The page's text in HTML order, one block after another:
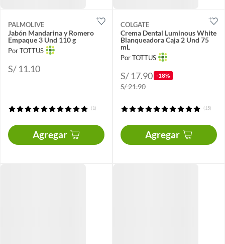
PALMOLIVE
Jabón Mandarina y Romero
Empaque 3 Und 110 g
Por TOTTUS
S/ 11.10
(1)
Agregar
COLGATE
Crema Dental Luminous White
Blanqueadora Caja 2 Und 75
mL
Por TOTTUS
S/ 17.90 -18%
S/ 21.90
(15)
Agregar